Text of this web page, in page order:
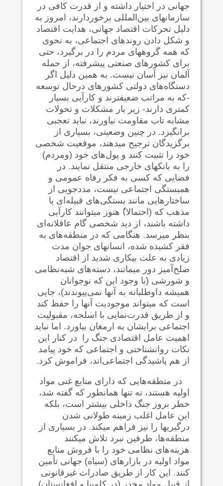
جهانی در اختیار داشته و از قدرت کافی در
سازمانهای بین‌المللی برخوردارند، امروز به
دلیل تحرکات اقتصاد جهانی، هدایت اقتصاد
و شکل دادن روندهای اجتماعی، به نحوی
که همه گروههای مردم را در برگیرد، حتی
برای کشورهای صنعتی پیشرفته‌، از جمله
آلمان نیز آسان نیست. به همین دلیل اگر
دستگاه‌های دولتی کشورهای درحال توسعه
-که به مراتب ضعیفترند و کارآیی بسیار
کمتری دارند- زیر بار مشکلات و تحولات
مشابه تاب مقاومت نیاورند، نباید تعجبی
برانگیزد. در چنین وضعیتی، بسیاری از
برگزیدگان ترجیح می‍دهند، موقعیت شخصی
خود را تثبیت کنند و پول‌های خود (ومردم)
را به بانکهای خارجی منتقل نمایند. در
فضایی که کسی به فکر رفاه عمومی و
همبستگی اجتماعی نیست، مددجویی از
ساختارهایی مانند بستگی‌های قبیله‌ای یا
مذهب که (احتمالا)ً هنوز می‍توانند کارآیی
داشته باشند، از دید شخصی گام عاقلانه‌ای
بنظر می‍رسد. هنگامی که در منطقه‌های به
فقر کشیده شده، انسانهای جوان مدت
زیادی به علت بیکاری شدید از اقتصاد
صلح‌آمیز دور می‍مانند، دسته‌های‌ شبه‌نظامی
و شورشی (با وجود این که نوجوانان
همیشه داوطلبانه به آنها نمی‌پیوندند)، جایی
است که می‍تواند موجودیت آنها را حفظ کند
و از طریق قدرت‌نمایی با اسلحه، مقبولیت
اجتماعی برایشان به ارمغان بیاورد. اما نباید
اهمیت عامل اقتصادی جنگ را در کنار این
نکات روانشناختی و اجتماعی که خود پیامد
از هم پاشیدگی اجتماعی‌اند، فراموش کرد.
در منطقه‌هایی که دارای منابع غنی مواد
اولیه هستند، نه تنها همانطور که گفته شد،
خطر بروز جنگ داخلی بیشتر است، بلکه
این عامل اغلب زمینه طولانی شدن
درگیریها را نیز فراهم می‍‍کند. در بسیاری از
منطقه‌ها، طرفین نبرد تلاش می‍کنند
هزینه‌های نظامی خود را با فروش منابع
مواد اولیه در بازارهای (سیاه) جهانی تأمین
کنند. این کار از طریق صادرات غیرقانونی
از قبیل مواد مخدر (در کلمبیا و افغانستان)